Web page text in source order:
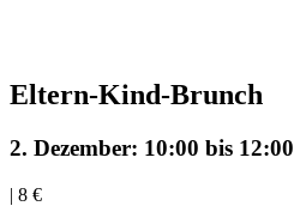
Eltern-Kind-Brunch
2. Dezember: 10:00 bis 12:00
| 8 €